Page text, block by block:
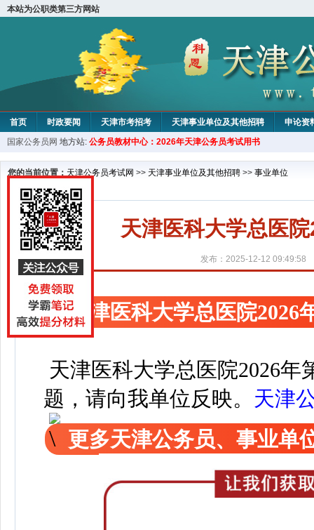
本站为公职类第三方网站
首页 时政要闻 天津市考招考 天津事业单位及其他招聘 申论资
教材中心
国家公务员网 地方站: 公务员教材中心：2026年天津公务员考试用书
您的当前位置： 天津公务员考试网 >> 天津事业单位及其他招聘 >> 事业单位
天津医科大学总医
发布：2025-12-12 09:49:58
天津医科大学总医院2026
天津医科大学总医院2026年
题，请向我单位反映。 天津
更多天津公务员、事业单